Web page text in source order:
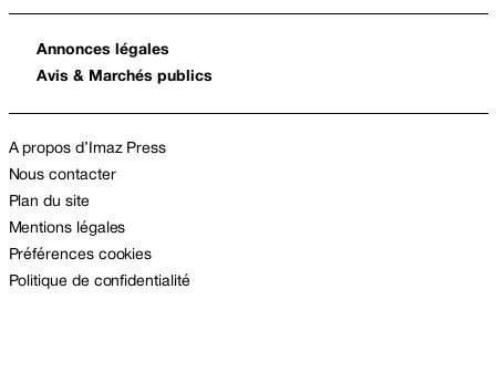
Annonces légales
Avis & Marchés publics
A propos d’Imaz Press
Nous contacter
Plan du site
Mentions légales
Préférences cookies
Politique de confidentialité